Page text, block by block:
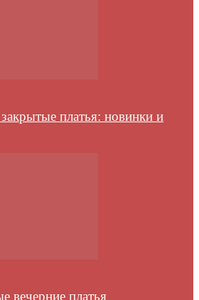
платья: новинки и
вечерние платья